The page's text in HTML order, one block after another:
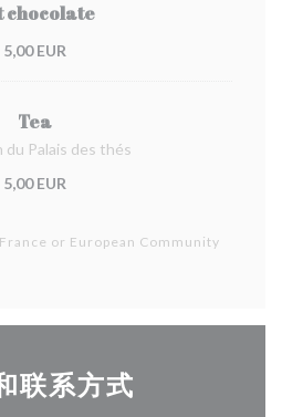
chocolate
5,00 EUR
Tea
du Palais des thés
5,00 EUR
or European Community
联系方式